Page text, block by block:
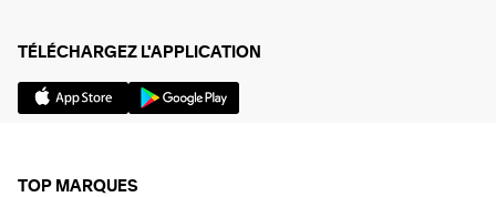
TÉLÉCHARGEZ L'APPLICATION
TOP MARQUES